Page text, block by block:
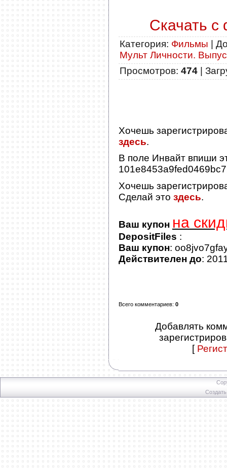
Скачать с
Категория: Фильмы |
Мульт Личности.
Просмотров: 474 |
Хочешь
здесь.
В поле Инвайт впиши
Хочешь
Сделай это здесь.
Ваш купон на
DepositFiles :
Ваш купон:
Действителен до:
Всего комментариев: 0
Добавлять
[